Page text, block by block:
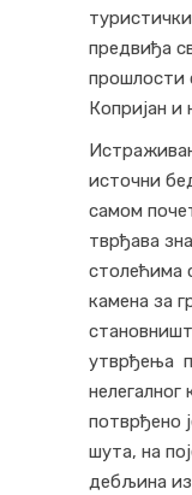
предвиђа
прошлости
Копријан
источни
самом
тврђава
столећима
камена за
утврђења
потврђено
шута, на
дебљина